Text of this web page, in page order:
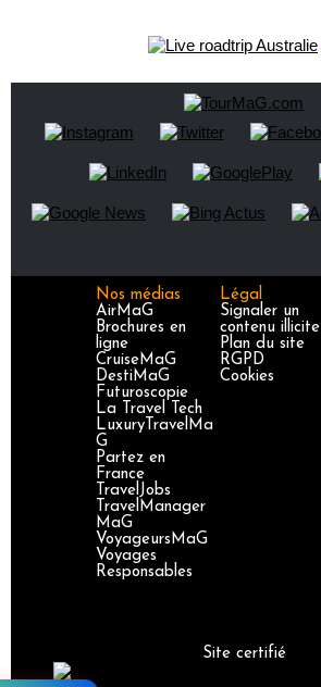
Nos médias
AirMaG
Brochures en
ligne
CruiseMaG
DestiMaG
Futuroscopie
La Travel Tech
LuxuryTravelMa
G
Partez en
France
TravelJobs
TravelManager
MaG
VoyageursMaG
Voyages
Responsables
Légal
Signaler un
contenu illicite
Plan du site
RGPD
Cookies
Site certifié